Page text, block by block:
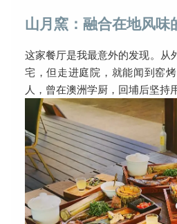
山月窯：融合在地风味
这家餐厅是我最意外的发现。从
宅，但走进庭院，就能闻到窑
人，曾在澳洲学厨，回埔后坚持